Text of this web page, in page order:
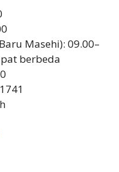
Masehi): 09.00–
berbeda